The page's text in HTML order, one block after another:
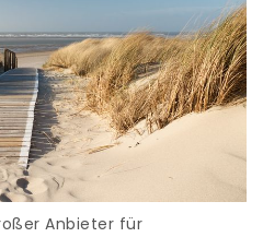
Anbieter für